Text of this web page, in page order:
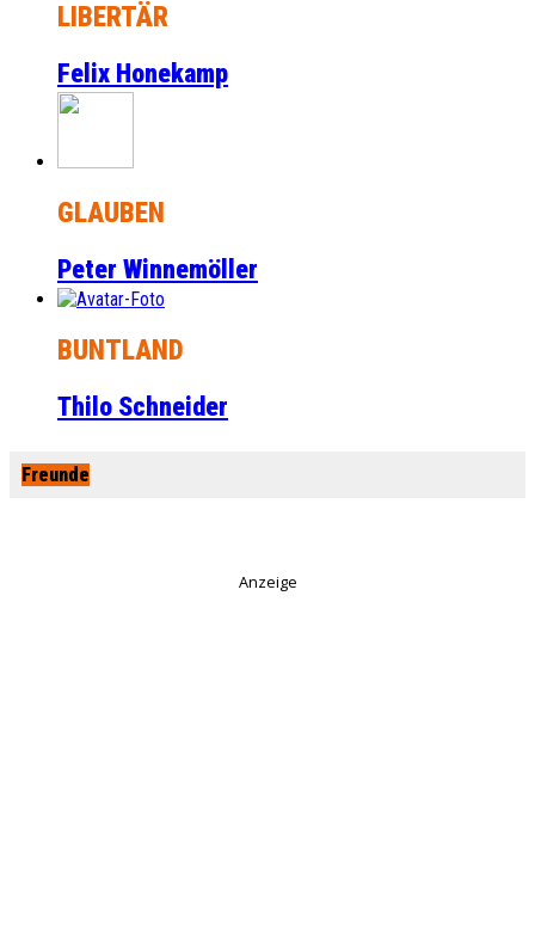
LIBERTÄR
Felix Honekamp
GLAUBEN
Peter Winnemöller
BUNTLAND
Thilo Schneider
Freunde
Anzeige